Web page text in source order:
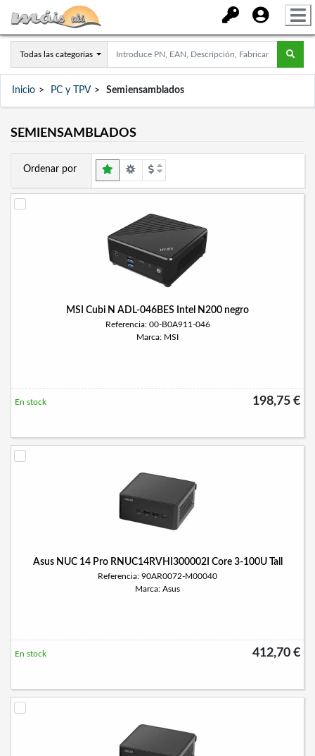
Todas las categorías
Inicio PC y TPV Semiensamblados
SEMIENSAMBLADOS
Ordenar por
MSI Cubi N ADL-046BES Intel N200 negro
Referencia: 00-B0A911-046
Marca: MSI
198,75 €
En stock
Asus NUC 14 Pro RNUC14RVHI300002I Core 3-100U Tall
Referencia: 90AR0072-M00040
Marca: Asus
412,70 €
En stock